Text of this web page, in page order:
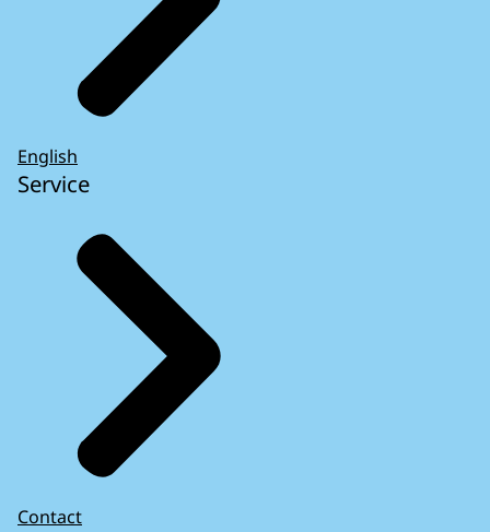
English
Service
Contact